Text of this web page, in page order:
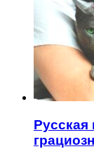
Русская